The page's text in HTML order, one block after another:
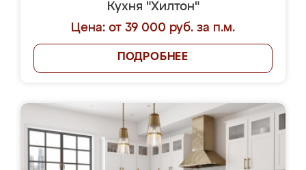
Кухня "Хилтон"
Цена: от 39 000 руб. за п.м.
ПОДРОБНЕЕ